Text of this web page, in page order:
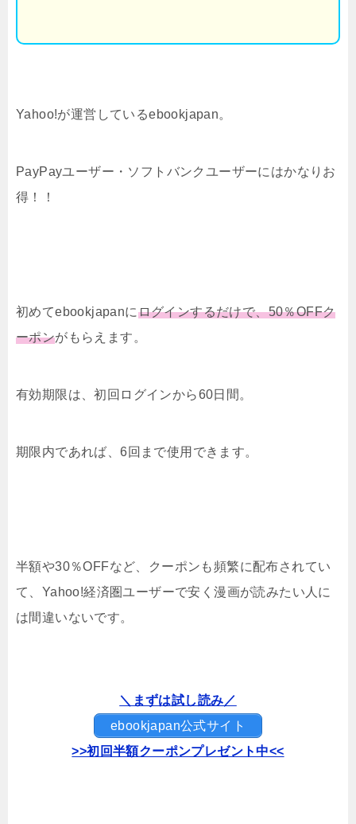
Yahoo!が運営しているebookjapan。
PayPayユーザー・ソフトバンクユーザーにはかなりお
得！！
初めてebookjapanにログインするだけで、50％OFFク
ーポンがもらえます。
有効期限は、初回ログインから60日間。
期限内であれば、6回まで使用できます。
半額や30％OFFなど、クーポンも頻繁に配布されてい
て、Yahoo!経済圏ユーザーで安く漫画が読みたい人に
は間違いないです。
＼まずは試し読み／
ebookjapan公式サイト
>>初回半額クーポンプレゼント中<<